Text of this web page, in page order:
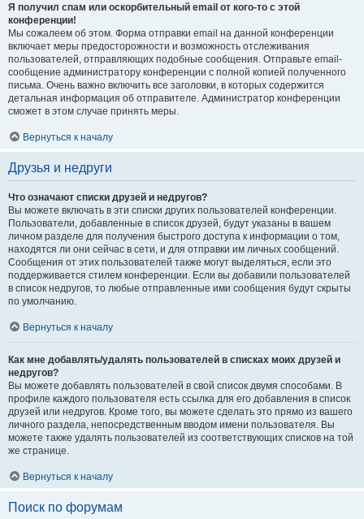
Я получил спам или оскорбительный email от кого-то с этой
конференции!
Мы сожалеем об этом. Форма отправки email на данной конференции
включает меры предосторожности и возможность отслеживания
пользователей, отправляющих подобные сообщения. Отправьте email-
сообщение администратору конференции с полной копией полученного
письма. Очень важно включить все заголовки, в которых содержится
детальная информация об отправителе. Администратор конференции
сможет в этом случае принять меры.
Вернуться к началу
Друзья и недруги
Что означают списки друзей и недругов?
Вы можете включать в эти списки других пользователей конференции.
Пользователи, добавленные в список друзей, будут указаны в вашем
личном разделе для получения быстрого доступа к информации о том,
находятся ли они сейчас в сети, и для отправки им личных сообщений.
Сообщения от этих пользователей также могут выделяться, если это
поддерживается стилем конференции. Если вы добавили пользователей
в список недругов, то любые отправленные ими сообщения будут скрыты
по умолчанию.
Вернуться к началу
Как мне добавлять/удалять пользователей в списках моих друзей и
недругов?
Вы можете добавлять пользователей в свой список двумя способами. В
профиле каждого пользователя есть ссылка для его добавления в список
друзей или недругов. Кроме того, вы можете сделать это прямо из вашего
личного раздела, непосредственным вводом имени пользователя. Вы
можете также удалять пользователей из соответствующих списков на той
же странице.
Вернуться к началу
Поиск по форумам